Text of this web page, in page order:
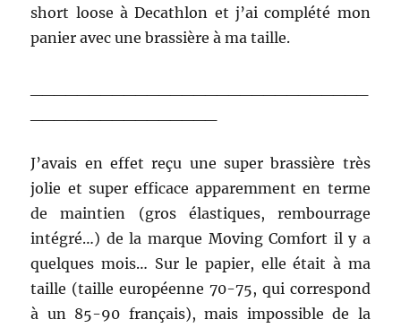
short loose à Decathlon et j’ai complété mon
panier avec une brassière à ma taille.
J’avais en effet reçu une super brassière très
jolie et super efficace apparemment en terme
de maintien (gros élastiques, rembourrage
intégré…) de la marque Moving Comfort il y a
quelques mois… Sur le papier, elle était à ma
taille (taille européenne 70-75, qui correspond
à un 85-90 français), mais impossible de la